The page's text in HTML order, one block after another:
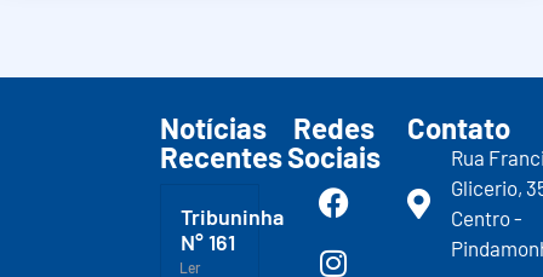
Notícias
Recentes
Tribuninha
N° 161
Ler
Redes
Sociais
Contato
Rua
Glicerio,
Centro -